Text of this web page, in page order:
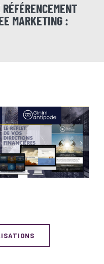
MARKETING :
GININI
ANTIPODE